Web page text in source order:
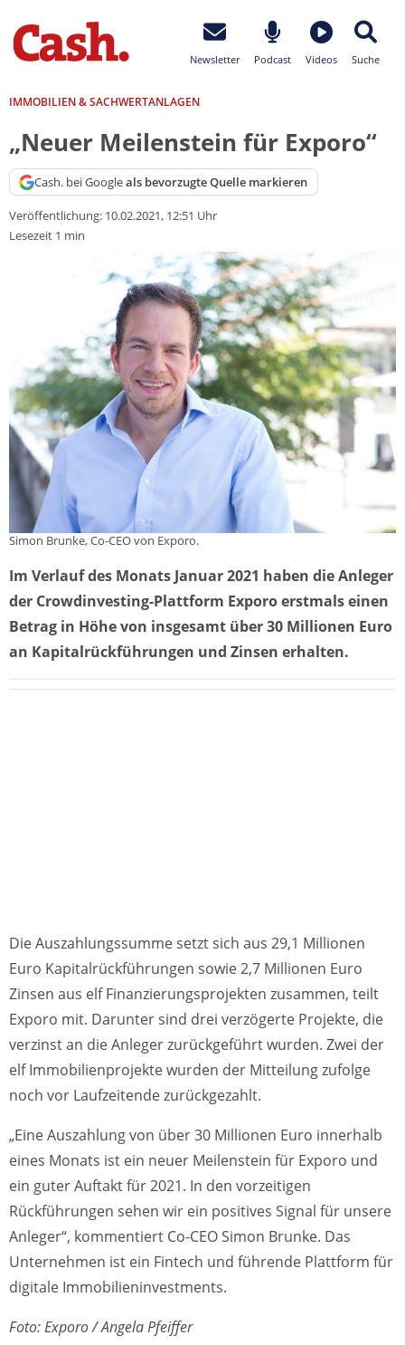
Newsletter Podcast Videos Suche
IMMOBILIEN & SACHWERTANLAGEN
„Neuer Meilenstein für Exporo“
Cash. bei Googleals bevorzugte Quelle markieren
Veröffentlichung: 10.02.2021, 12:51 Uhr
Lesezeit 1 min
Simon Brunke, Co-CEO von Exporo.
Im Verlauf des Monats Januar 2021 haben die Anleger
der Crowdinvesting-Plattform Exporo erstmals einen
Betrag in Höhe von insgesamt über 30 Millionen Euro
an Kapitalrückführungen und Zinsen erhalten.
Die Auszahlungssumme setzt sich aus 29,1 Millionen
Euro Kapitalrückführungen sowie 2,7 Millionen Euro
Zinsen aus elf Finanzierungsprojekten zusammen, teilt
Exporo mit. Darunter sind drei verzögerte Projekte, die
verzinst an die Anleger zurückgeführt wurden. Zwei der
elf Immobilienprojekte wurden der Mitteilung zufolge
noch vor Laufzeitende zurückgezahlt.
„Eine Auszahlung von über 30 Millionen Euro innerhalb
eines Monats ist ein neuer Meilenstein für Exporo und
ein guter Auftakt für 2021. In den vorzeitigen
Rückführungen sehen wir ein positives Signal für unsere
Anleger“, kommentiert Co-CEO Simon Brunke. Das
Unternehmen ist ein Fintech und führende Plattform für
digitale Immobilieninvestments.
Foto: Exporo / Angela Pfeiffer